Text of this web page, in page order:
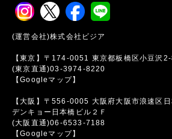
(運営会社)株式会社ビジア
【東京】〒174-0051 東京都板橋区小豆沢
(東京直通)03-3974-8220
【Googleマップ】
【大阪】〒556-0005 大阪府大阪市浪速区
デンキョー日本橋ビル２Ｆ
(大阪直通)06-6533-7188
【Googleマップ】